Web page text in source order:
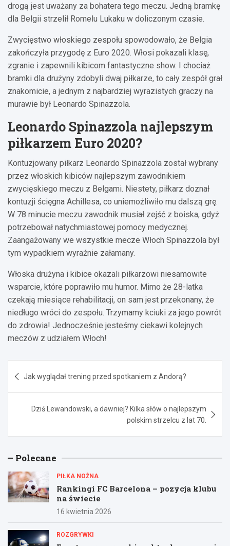
drogą jest uważany za bohatera tego meczu. Jedną bramkę
dla Belgii strzelił Romelu Lukaku w doliczonym czasie.
Zwycięstwo włoskiego zespołu spowodowało, że Belgia
zakończyła przygodę z Euro 2020. Włosi pokazali klasę,
zgranie i zapewnili kibicom fantastyczne show. I chociaż
bramki dla drużyny zdobyli dwaj piłkarze, to cały zespół grał
znakomicie, a jednym z najbardziej wyrazistych graczy na
murawie był Leonardo Spinazzola.
Leonardo Spinazzola najlepszym
piłkarzem Euro 2020?
Kontuzjowany piłkarz Leonardo Spinazzola został wybrany
przez włoskich kibiców najlepszym zawodnikiem
zwycięskiego meczu z Belgami. Niestety, piłkarz doznał
kontuzji ścięgna Achillesa, co uniemożliwiło mu dalszą grę.
W 78 minucie meczu zawodnik musiał zejść z boiska, gdyż
potrzebował natychmiastowej pomocy medycznej.
Zaangażowany we wszystkie mecze Włoch Spinazzola był
tym wypadkiem wyraźnie załamany.
Włoska drużyna i kibice okazali piłkarzowi niesamowite
wsparcie, które poprawiło mu humor. Mimo że 28-latka
czekają miesiące rehabilitacji, on sam jest przekonany, że
niedługo wróci do zespołu. Trzymamy kciuki za jego powrót
do zdrowia! Jednocześnie jesteśmy ciekawi kolejnych
meczów z udziałem Włoch!
wpisu
Jak wyglądał trening przed spotkaniem z Andorą?
Dziś Lewandowski, a dawniej? Kilka słów o najlepszym
polskim strzelcu z lat 70.
Polecane
PIŁKA NOŻNA
Rankingi FC Barcelona – pozycja klubu
na świecie
16 kwietnia 2026
ROZGRYWKI